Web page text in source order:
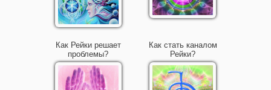
Как Рейки решает
проблемы?
Как стать каналом
Рейки?